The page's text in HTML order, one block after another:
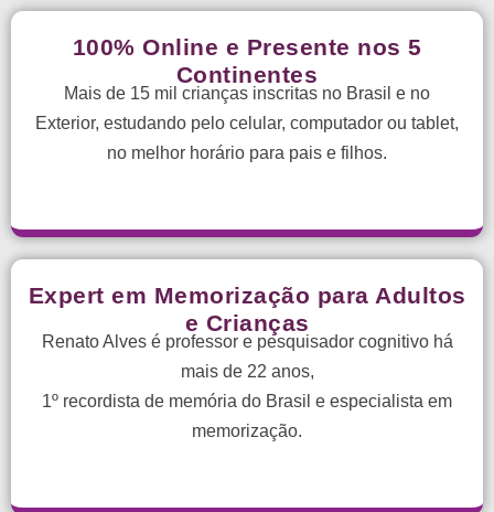
100% Online e Presente nos 5
Continentes
Mais de 15 mil crianças inscritas no Brasil e no
Exterior, estudando pelo celular, computador ou tablet,
no melhor horário para pais e filhos.
Expert em Memorização para Adultos
e Crianças
Renato Alves é professor e pesquisador cognitivo há
mais de 22 anos,
1º recordista de memória do Brasil e especialista em
memorização.